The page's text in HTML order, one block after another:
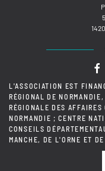
L'ASSOCIATION EST
RÉGIONAL DE
RÉGIONALE DES
NORMANDIE ; CENTRE
CONSEILS
MANCHE, DE L'ORNE ET